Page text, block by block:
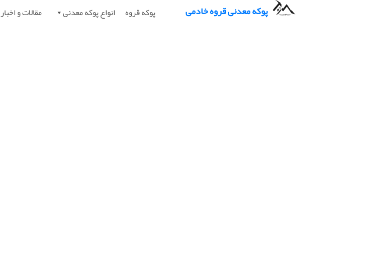
پوکه معدنی قروه خادمی پوکه قروه انواع پوکه معدنی مقالات و اخبار